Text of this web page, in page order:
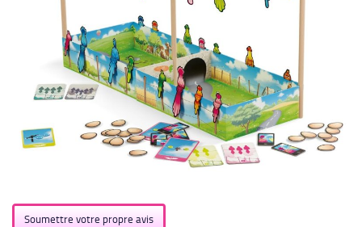
Soumettre votre propre avis